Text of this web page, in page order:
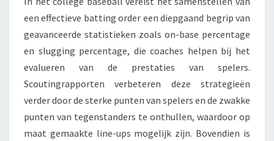
een effectieve batting order een diepgaand begrip van
geavanceerde statistieken zoals on-base percentage
en slugging percentage, die coaches helpen bij het
evalueren van de prestaties van spelers.
Scoutingrapporten verbeteren deze strategieën
verder door de sterke punten van spelers en de zwakke
punten van tegenstanders te onthullen, waardoor op
maat gemaakte line-ups mogelijk zijn. Bovendien is